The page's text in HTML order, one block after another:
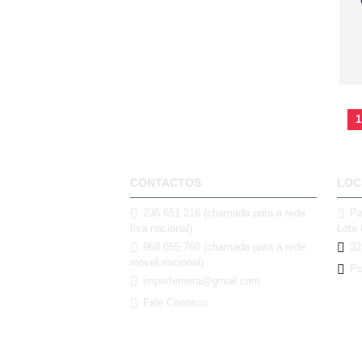
1
CONTACTOS
236 651 216 (chamada para a rede
fixa nacional)
968 055 760 (chamada para a rede
móvel nacional)
imporferreira@gmail.com
Fale Conosco
Lote